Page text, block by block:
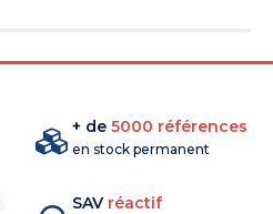
+ de 5000 références
en stock permanent
SAV réactif